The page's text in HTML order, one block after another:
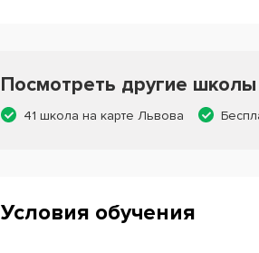
Посмотреть другие школы
41 школа на карте Львова
Условия обучения